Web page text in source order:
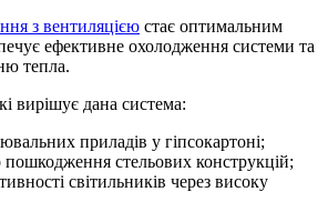
з вентиляцією стає оптимальним
ефективне охолодження системи та
тепла.
вирішує дана система:
приладів у гіпсокартоні;
пошкодження стельових конструкцій;
світильників через високу